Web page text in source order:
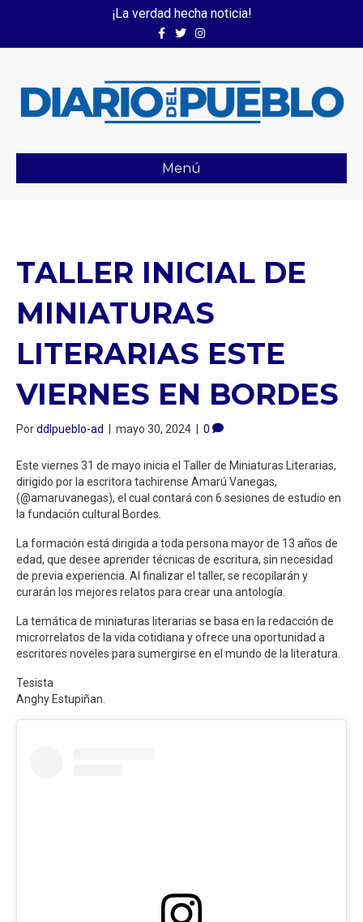
¡La verdad hecha noticia!
FacebookTwitterInstagram
Menú
TALLER INICIAL DE
MINIATURAS
LITERARIAS ESTE
VIERNES EN BORDES
Porddlpueblo-ad | mayo 30, 2024 | 0
Este viernes 31 de mayo inicia el Taller de Miniaturas Literarias,
dirigido por la escritora tachirense Amarú Vanegas,
(@amaruvanegas), el cual contará con 6 sesiones de estudio en
la fundación cultural Bordes.
La formación está dirigida a toda persona mayor de 13 años de
edad, que desee aprender técnicas de escritura, sin necesidad
de previa experiencia. Al finalizar el taller, se recopilarán y
curarán los mejores relatos para crear una antología.
La temática de miniaturas literarias se basa en la redacción de
microrrelatos de la vida cotidiana y ofrece una oportunidad a
escritores noveles para sumergirse en el mundo de la literatura.
Tesista
Anghy Estupiñan.